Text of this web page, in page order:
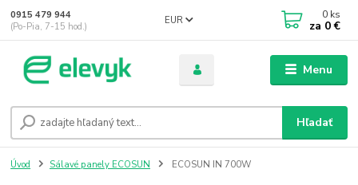
Menu
EUR
Hľadať
0915 479 944
(Po-Pia, 7-15 hod.)
0 ks
za 0 €
Úvod Sálavé panely ECOSUN ECOSUN IN 700W